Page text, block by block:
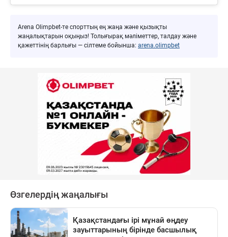
Arena Olimpbet-те спорттың ең жаңа және қызықты
жаңалықтарын оқыңыз! Толығырақ мәліметтер, талдау және
қажеттінің барлығы — сілтеме бойынша: arena.olimpbet